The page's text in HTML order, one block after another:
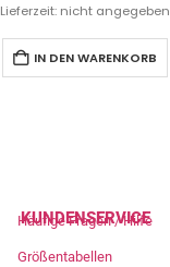
Lieferzeit: nicht angegeben
IN DEN WARENKORB
KUNDENSERVICE
Häufige Fragen / Hilfe
Größentabellen